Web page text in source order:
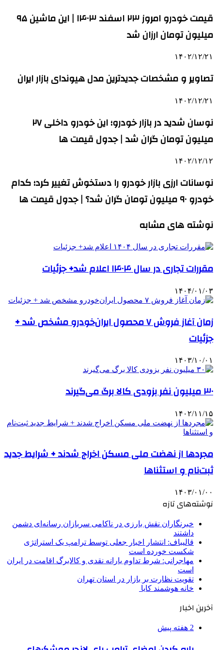
قیمت خودرو امروز ۲۳ اسفند ۱۴۰۳ | این ماشین ۹۵
میلیون تومان ارزان شد
۱۴۰۲/۱۲/۲۱
تصاویر و مشخصات جدیدترین مدل هیوندای بازار ایران
۱۴۰۲/۱۲/۲۱
نوسان شدید در بازار خودرو؛ این خودرو داخلی ۲۷
میلیون تومان گران شد | جدول قیمت ها
۱۴۰۲/۱۲/۱۲
نوسانات ارزی بازار خودرو را دستخوش تغییر کرد؛ کدام
خودرو ۹۰ میلیون تومان گران شد؟ | جدول قیمت ها
نوشته های مشابه
مقررات تجاری در سال ۱۴۰۴ اعلام شد+ جزئیات
۱۴۰۴/۰۱/۰۳
زمان آغاز فروش ۷ محصول ایران‌خودرو مشخص شد +
جزئیات
۱۴۰۳/۱۰/۰۱
۳۰ میلیون نفر بزودی کالا برگ می‌گیرند
۱۴۰۲/۱۱/۱۵
مجردها از نهضت‌ ملی مسکن اخراج شدند + شرایط جدید
ثبت‌نام و استثناها
۱۴۰۳/۰۱/۰۰
نوشته‌های تازه
خبرنگاران نقش بارزی در ناکامی سربازان رسانه‌ای دشمن
داشتند
قالیباف: انتشار اخبار جعلی توسط ترامپ یک استراتژی
شکست خورده است
مهاجرانی: شرط تداوم یارانه نقدی و کالابرگ اقامت در ایران
است
تقویت نظارت بر بازار در استان تهران
خانه هوشمند کایا
آخرین اخبار
2 هفته پیش